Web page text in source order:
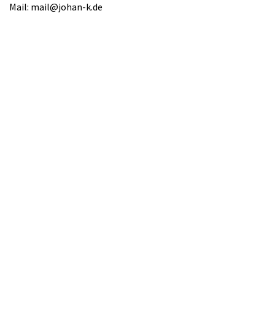
Mail: mail@johan-k.de